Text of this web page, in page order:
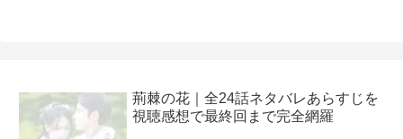
荊棘の花｜全24話ネタバレあらすじを
視聴感想で最終回まで完全網羅